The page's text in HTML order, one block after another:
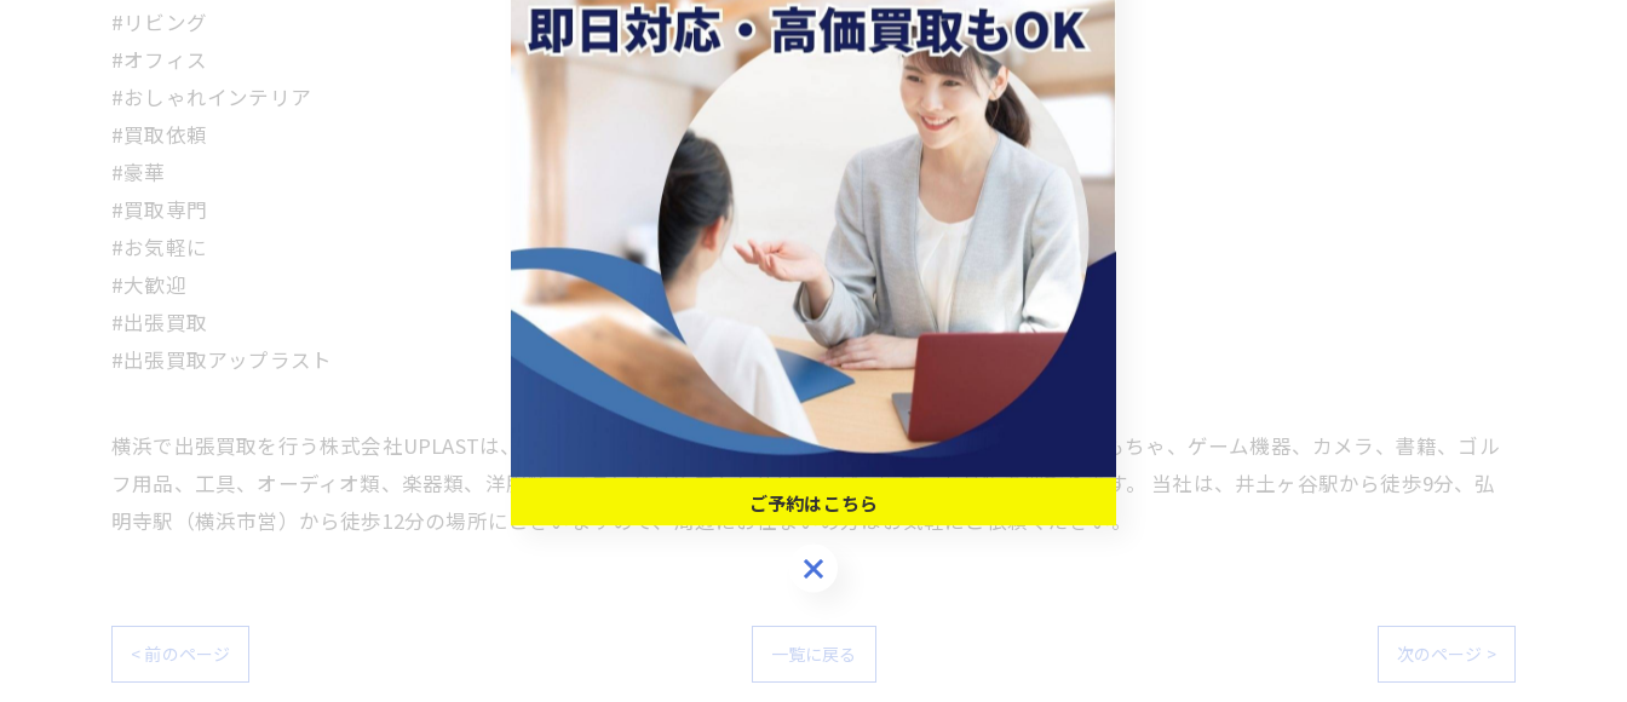
#リビング
#オフィス
#おしゃれインテリア
#買取依頼
#豪華
#買取専門
#お気軽に
#大歓迎
#出張買取
#出張買取アップラスト
横浜で出張買取を行う株式会社UPLASTは、冷蔵庫や洗濯機といった家電から、ソファや机などの家具、おもちゃ、ゲーム機器、カメラ、書籍、ゴル
フ用品、工具、オーディオ類、楽器類、洋服類、ブランド品やアクセサリーなど、幅広いお品物を買取ります。 当社は、井土ヶ谷駅から徒歩9分、弘
明寺駅（横浜市営）から徒歩12分の場所にございますので、周辺にお住まいの方はお気軽にご依頼ください。
< 前のページ 一覧に戻る 次のページ >
ご予約はこちら
ご予約はこちら